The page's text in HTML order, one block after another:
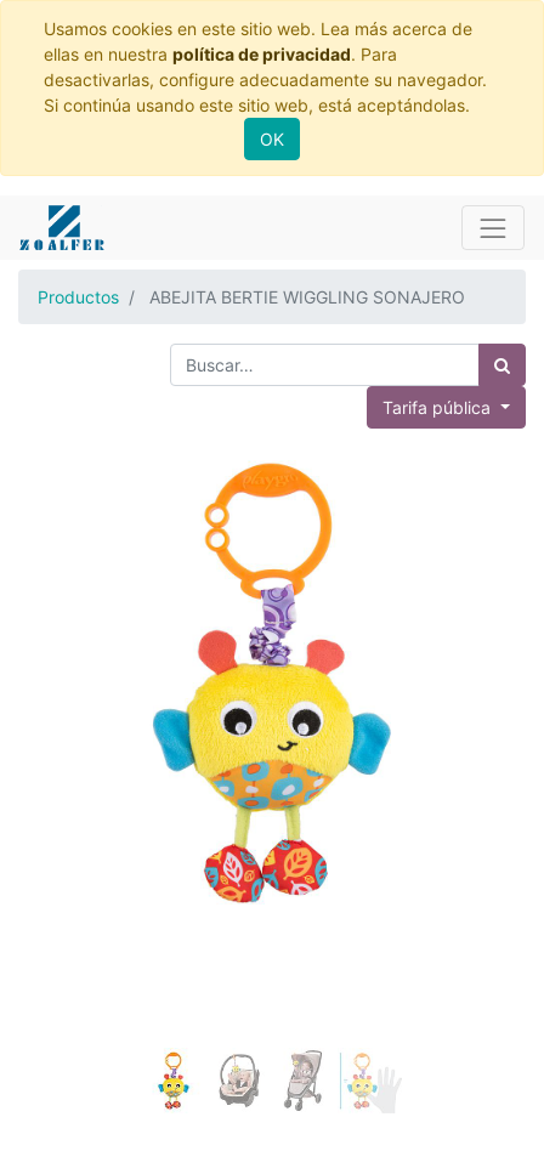
Usamos cookies en este sitio web. Lea más acerca de
ellas en nuestra política de privacidad. Para
desactivarlas, configure adecuadamente su navegador.
Si continúa usando este sitio web, está aceptándolas.
OK
Productos ABEJITA BERTIE WIGGLING SONAJERO
Tarifa pública